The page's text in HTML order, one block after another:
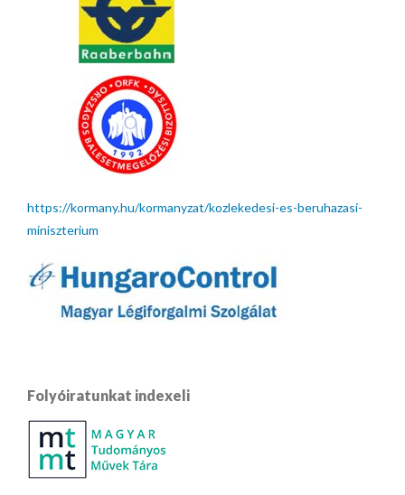
https://kormany.hu/kormanyzat/kozlekedesi-es-beruhazasi-
miniszterium
Folyóiratunkat indexeli